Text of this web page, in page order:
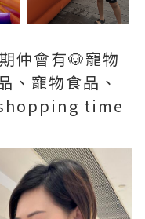
仲會有🐶寵物
、寵物食品、
shopping time